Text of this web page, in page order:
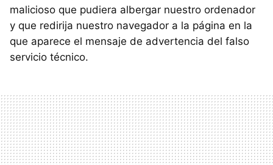
malicioso que pudiera albergar nuestro ordenador
y que redirija nuestro navegador a la página en la
que aparece el mensaje de advertencia del falso
servicio técnico.